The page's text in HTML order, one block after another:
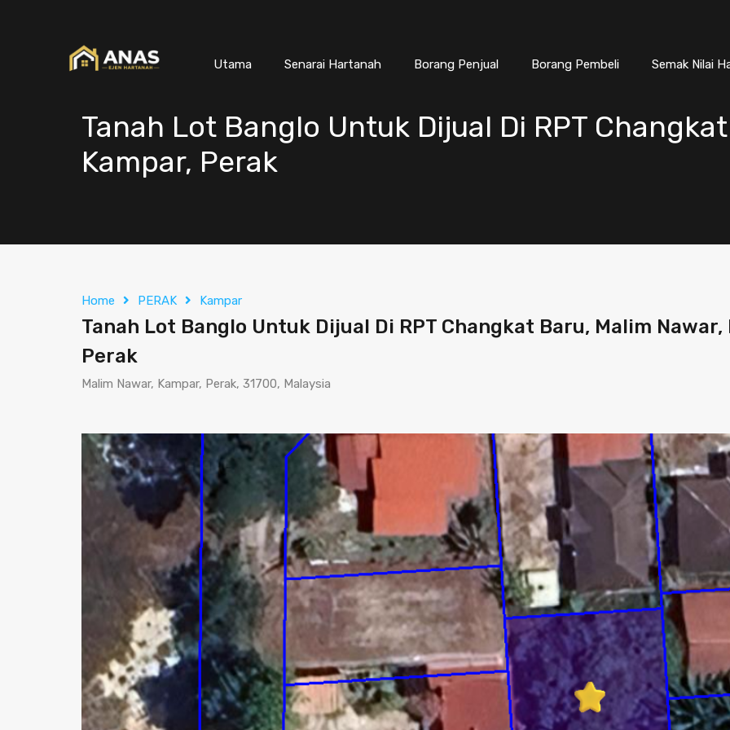
Utama Senarai Hartanah Borang Penjual Borang Pembeli Semak Nilai
Tanah Lot Banglo Untuk Dijual Di RPT
Kampar, Perak
Home PERAK Kampar
Tanah Lot Banglo Untuk Dijual Di RPT Changkat Baru, Malim Nawar,
Perak
Malim Nawar, Kampar, Perak, 31700, Malaysia